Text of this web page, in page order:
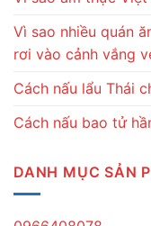
Vì sao nhiều quán
rơi vào cảnh vắng
Cách nấu lẩu Thái
Cách nấu bao tử
DANH MỤC SẢN